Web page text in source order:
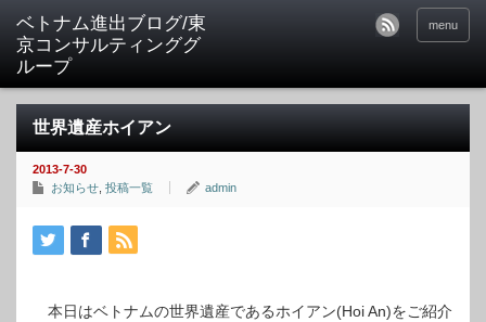
ベトナム進出ブログ/東
京コンサルティンググ
ループ
menu
世界遺産ホイアン
2013-7-30
お知らせ 投稿一覧 admin
本日はベトナムの世界遺産であるホイアン(Hoi An)をご紹介